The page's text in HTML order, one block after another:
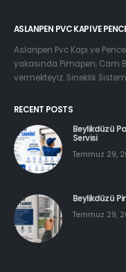
ASLANPEN PVC KAPI VE
Aslanpen Pvc Kapı ve
yakasında Pimapen, Cam
vermekteyiz. Sineklik
RECENT POSTS
Beylikdüzü
Servisi
Temmuz 29,
Beylikdüzü
Temmuz 29,